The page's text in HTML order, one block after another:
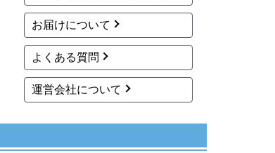
お届けについて
よくある質問
運営会社について